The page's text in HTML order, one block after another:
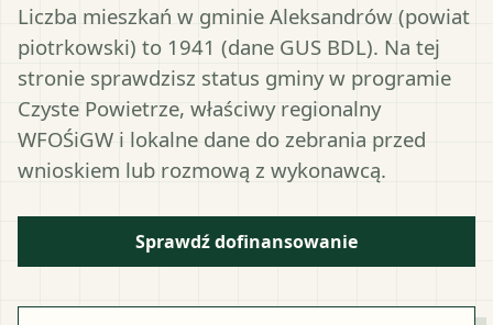
Liczba mieszkań w gminie Aleksandrów (powiat
piotrkowski) to 1941 (dane GUS BDL). Na tej
stronie sprawdzisz status gminy w programie
Czyste Powietrze, właściwy regionalny
WFOŚiGW i lokalne dane do zebrania przed
wnioskiem lub rozmową z wykonawcą.
Sprawdź dofinansowanie